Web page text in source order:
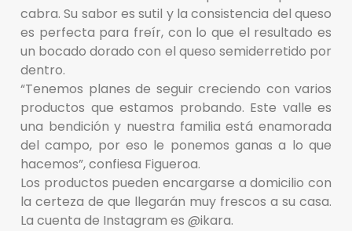
cabra. Su sabor es sutil y la consistencia del queso
es perfecta para freír, con lo que el resultado es
un bocado dorado con el queso semiderretido por
dentro.
“Tenemos planes de seguir creciendo con varios
productos que estamos probando. Este valle es
una bendición y nuestra familia está enamorada
del campo, por eso le ponemos ganas a lo que
hacemos”, confiesa Figueroa.
Los productos pueden encargarse a domicilio con
la certeza de que llegarán muy frescos a su casa.
La cuenta de Instagram es @ikara.